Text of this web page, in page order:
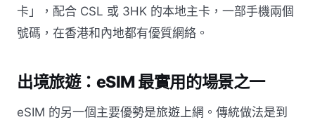
卡」，配合 CSL 或 3HK 的本地主卡，一部手機兩個
號碼，在香港和內地都有優質網絡。
出境旅遊：eSIM 最實用的場景之一
eSIM 的另一個主要優勢是旅遊上網。傳統做法是到